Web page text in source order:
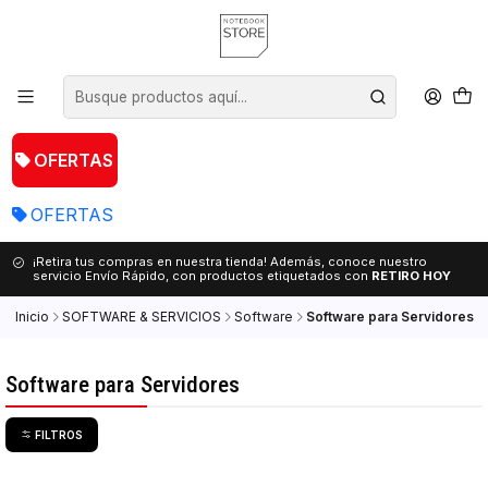
OFERTAS
OFERTAS
¡Retira tus compras en nuestra tienda! Además, conoce nuestro
servicio Envío Rápido, con productos etiquetados con RETIRO HOY
Inicio SOFTWARE & SERVICIOS Software Software para Servidores
Software para Servidores
FILTROS